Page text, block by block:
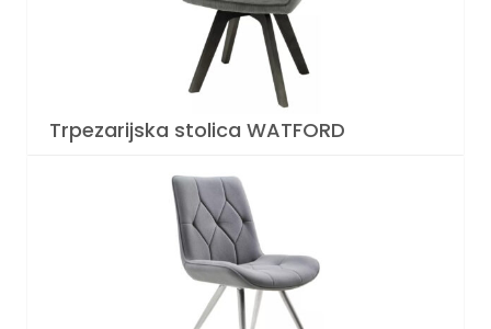
Trpezarijska stolica WATFORD